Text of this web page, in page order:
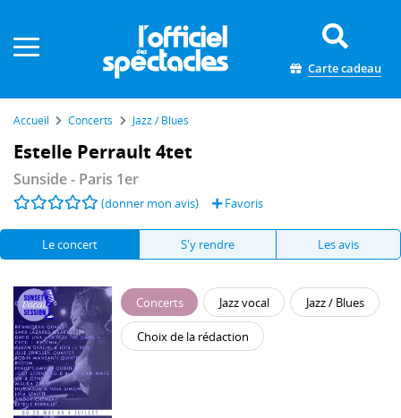
Carte cadeau
Accueil Concerts Jazz / Blues
Estelle Perrault 4tet
Sunside- Paris 1er
(donner mon avis) Favoris
Le concert S'y rendre Les avis
Concerts Jazz vocal Jazz / Blues
Choix de la rédaction